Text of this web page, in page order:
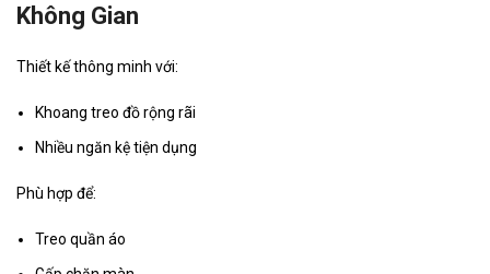
Không Gian
Thiết kế thông minh với:
Khoang treo đồ rộng rãi
Nhiều ngăn kệ tiện dụng
Phù hợp để:
Treo quần áo